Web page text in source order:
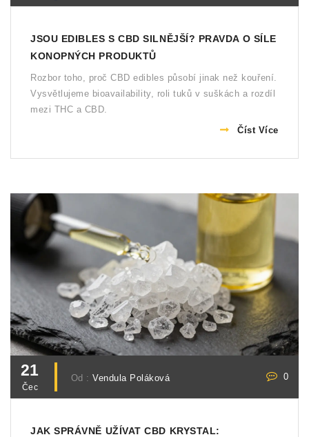
JSOU EDIBLES S CBD SILNĚJŠÍ? PRAVDA O SÍLE
KONOPNÝCH PRODUKTŮ
Rozbor toho, proč CBD edibles působí jinak než kouření.
Vysvětlujeme bioavailability, roli tuků v suškách a rozdíl
mezi THC a CBD.
Číst Více
21
Čec
Od :Vendula Poláková 0
JAK SPRÁVNĚ UŽÍVAT CBD KRYSTAL: